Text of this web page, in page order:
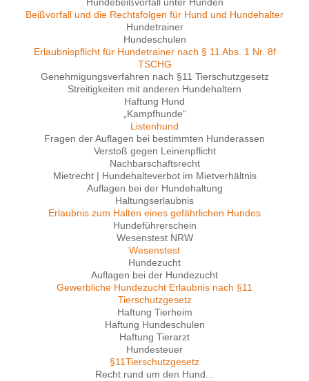
Beißvorfall und die Rechtsfolgen für Hund und Hundehalter
Hundetrainer
Hundeschulen
Erlaubnispflicht für Hundetrainer nach § 11 Abs. 1 Nr. 8f
TSCHG
Genehmigungsverfahren nach §11 Tierschutzgesetz
Streitigkeiten mit anderen Hundehaltern
Haftung Hund
„Kampfhunde“
Listenhund
Fragen der Auflagen bei bestimmten Hunderassen
Verstoß gegen Leinenpflicht
Nachbarschaftsrecht
Mietrecht | Hundehalteverbot im Mietverhältnis
Auflagen bei der Hundehaltung
Haltungserlaubnis
Erlaubnis zum Halten eines gefährlichen Hundes
Hundeführerschein
Wesenstest NRW
Wesenstest
Hundezucht
Auflagen bei der Hundezucht
Gewerbliche Hundezucht Erlaubnis nach §11
Tierschutzgesetz
Haftung Tierheim
Haftung Hundeschulen
Haftung Tierarzt
Hundesteuer
§11Tierschutzgesetz
Recht rund um den Hund...